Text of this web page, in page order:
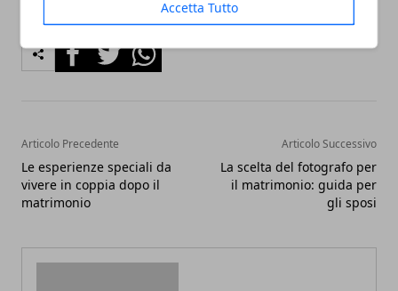
Accetta Tutto
Facebook
TwitterWhatsapp
Articolo Precedente
Le esperienze speciali da
vivere in coppia dopo il
matrimonio
Articolo Successivo
La scelta del fotografo per
il matrimonio: guida per
gli sposi